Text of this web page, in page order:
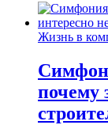
Жизнь в
почему